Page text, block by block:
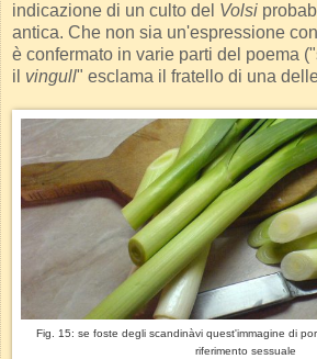
indicazione di un culto del Volsi
antica. Che non sia un'espressione
è confermato in varie parti del poema
il vingull" esclama il fratello di una
Fig. 15: se foste degli scandinàvi quest'immagine di
riferimento sessuale